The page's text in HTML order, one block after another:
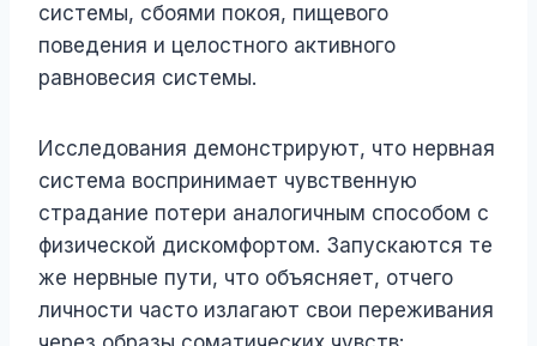
системы, сбоями покоя, пищевого
поведения и целостного активного
равновесия системы.
Исследования демонстрируют, что нервная
система воспринимает чувственную
страдание потери аналогичным способом с
физической дискомфортом. Запускаются те
же нервные пути, что объясняет, отчего
личности часто излагают свои переживания